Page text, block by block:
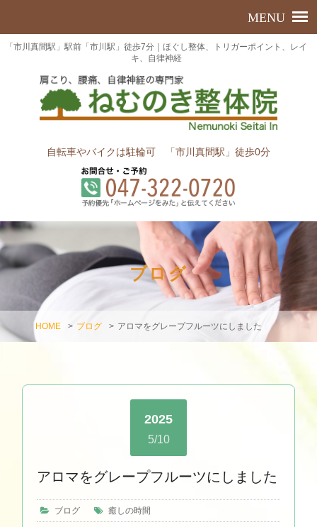
「市川真間駅」駅前「市川駅」徒歩7分｜ほぐし整体、トリガーポイント、レイ
キ、自律神経
自転車やバイクは駐輪可 「市川真間駅」徒歩0分
ブログ
HOME > ブログ > アロマをグレープフルーツにしました
2025
5/10
アロマをグレープフルーツにしました
ブログ 癒しの時間